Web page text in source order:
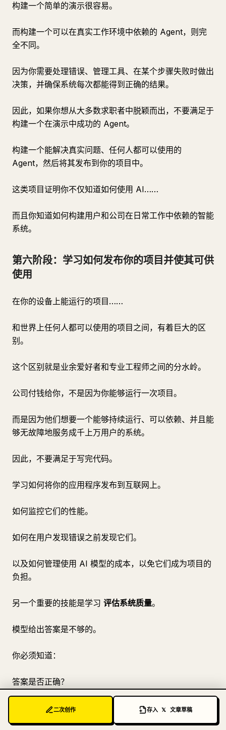
构建一个简单的演示很容易。
而构建一个可以在真实工作环境中依赖的 Agent，则完
全不同。
因为你需要处理错误、管理工具、在某个步骤失败时做出
决策，并确保系统每次都能得到正确的结果。
因此，如果你想从大多数求职者中脱颖而出，不要满足于
构建一个在演示中成功的 Agent。
构建一个能解决真实问题、任何人都可以使用的
Agent，然后将其发布到你的项目中。
这类项目证明你不仅知道如何使用 AI……
而且你知道如何构建用户和公司在日常工作中依赖的智能
系统。
第六阶段：学习如何发布你的项目并使其可供
使用
在你的设备上能运行的项目……
和世界上任何人都可以使用的项目之间，有着巨大的区
别。
这个区别就是业余爱好者和专业工程师之间的分水岭。
公司付钱给你，不是因为你能够运行一次项目。
而是因为他们想要一个能够持续运行、可以依赖、并且能
够无故障地服务成千上万用户的系统。
因此，不要满足于写完代码。
学习如何将你的应用程序发布到互联网上。
如何监控它们的性能。
如何在用户发现错误之前发现它们。
以及如何管理使用 AI 模型的成本，以免它们成为项目的
负担。
另一个重要的技能是学习 评估系统质量。
模型给出答案是不够的。
你必须知道：
答案是否正确？
它是否依赖于正确的数据？
二次创作 存入 𝕏 文章草稿